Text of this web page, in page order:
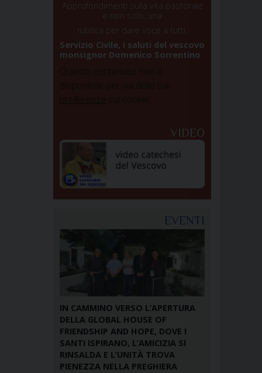
Approfondimenti sulla vita pastorale
e non solo, una
rubrica per dare voce a tutti.
Servizio Civile, i saluti del vescovo
monsignor Domenico Sorrentino
VIDEO
EVENTI
IN CAMMINO VERSO L’APERTURA
DELLA GLOBAL HOUSE OF
FRIENDSHIP AND HOPE, DOVE I
SANTI ISPIRANO, L’AMICIZIA SI
RINSALDA E L’UNITÀ TROVA
PIENEZZA NELLA PREGHIERA